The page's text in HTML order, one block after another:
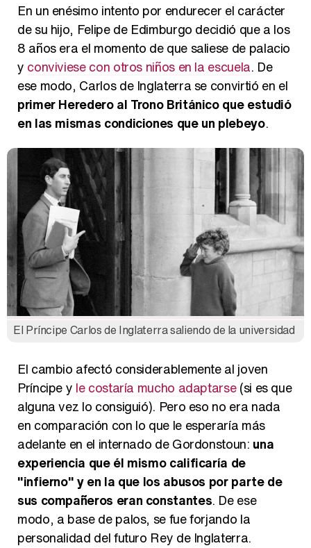
En un enésimo intento por endurecer el carácter
de su hijo, Felipe de Edimburgo decidió que a los
8 años era el momento de que saliese de palacio
y conviviese con otros niños en la escuela. De
ese modo, Carlos de Inglaterra se convirtió en el
primer Heredero al Trono Británico que estudió
en las mismas condiciones que un plebeyo.
El Príncipe Carlos de Inglaterra saliendo de la universidad
El cambio afectó considerablemente al joven
Príncipe y le costaría mucho adaptarse(si es que
alguna vez lo consiguió). Pero eso no era nada
en comparación con lo que le esperaría más
adelante en el internado de Gordonstoun: una
experiencia que él mismo calificaría de
"infierno" y en la que los abusos por parte de
sus compañeros eran constantes. De ese
modo, a base de palos, se fue forjando la
personalidad del futuro Rey de Inglaterra.